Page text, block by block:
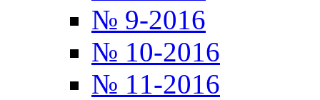
№ 9-2016
№ 10-2016
№ 11-2016